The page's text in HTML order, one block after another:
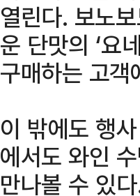
열린다. 보노
운 단맛의 ‘요
구매하는 고객
이 밖에도 행
에서도 와인
만나볼 수 있